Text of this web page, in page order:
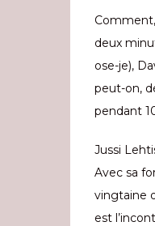
deux
ose-je),
peut-on,
pendant
Jussi
Avec sa
vingtaine
est